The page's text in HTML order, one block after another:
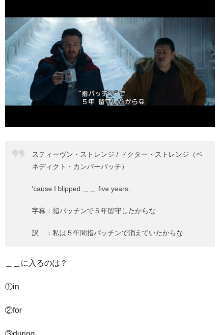
スティーヴン・ストレンジ / ドクター・ストレンジ（ベ
ネディクト・カンバーバッチ）
‘cause I blipped ＿＿ five years.
字幕：指パッチンで５年留守したからな
訳 ：私は５年間指パッチンで消えていたからな
＿＿に入るのは？
①in
②for